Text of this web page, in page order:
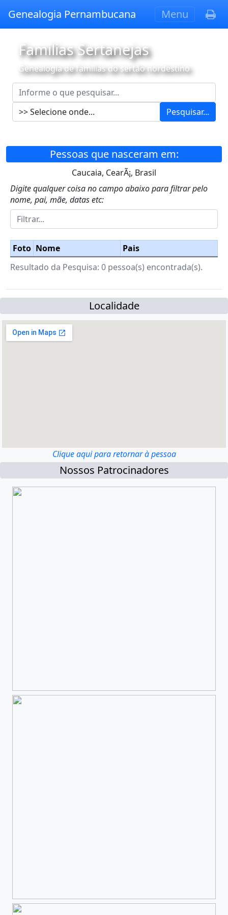
Genealogia Pernambucana Menu
Famílias Sertanejas
Genealogia de famílias do sertão nordestino
Pesquisar...
Pessoas que nasceram em:
Caucaia, CearÃ¡, Brasil
Digite qualquer coisa no campo abaixo para filtrar pelo
nome, pai, mãe, datas etc:
Foto Nome
Pais
Resultado da Pesquisa: 0 pessoa(s) encontrada(s).
Localidade
Clique aqui para retornar à pessoa
Nossos Patrocinadores